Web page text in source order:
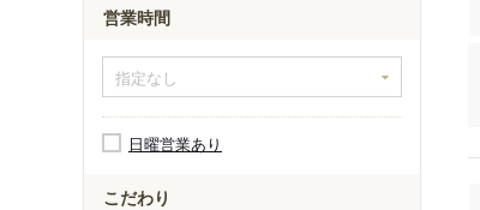
営業時間
日曜営業あり
こだわり